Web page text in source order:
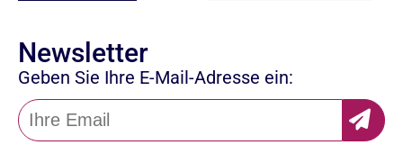
Newsletter
Geben Sie Ihre E-Mail-Adresse ein: